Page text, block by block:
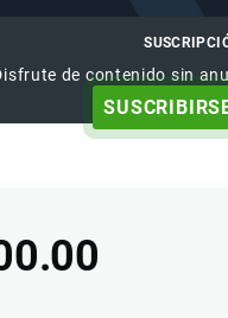
de contenido sin